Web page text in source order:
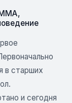
,
в старших
и сегодня